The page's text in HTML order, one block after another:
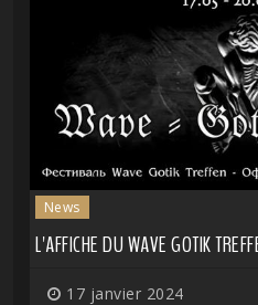
News
L'AFFICHE DU WAVE GOTIK
17 janvier 2024